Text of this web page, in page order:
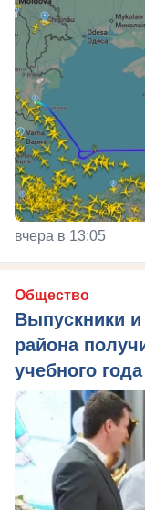
вчера в 13:05
Общество
Выпускники и
района
учебного года